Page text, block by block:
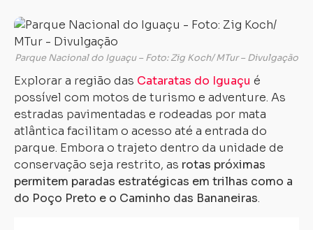
Parque Nacional do Iguaçu – Foto: Zig Koch/ MTur – Divulgação
Explorar a região das Cataratas do Iguaçu é
possível com motos de turismo e adventure. As
estradas pavimentadas e rodeadas por mata
atlântica facilitam o acesso até a entrada do
parque. Embora o trajeto dentro da unidade de
conservação seja restrito, as rotas próximas
permitem paradas estratégicas em trilhas como a
do Poço Preto e o Caminho das Bananeiras.